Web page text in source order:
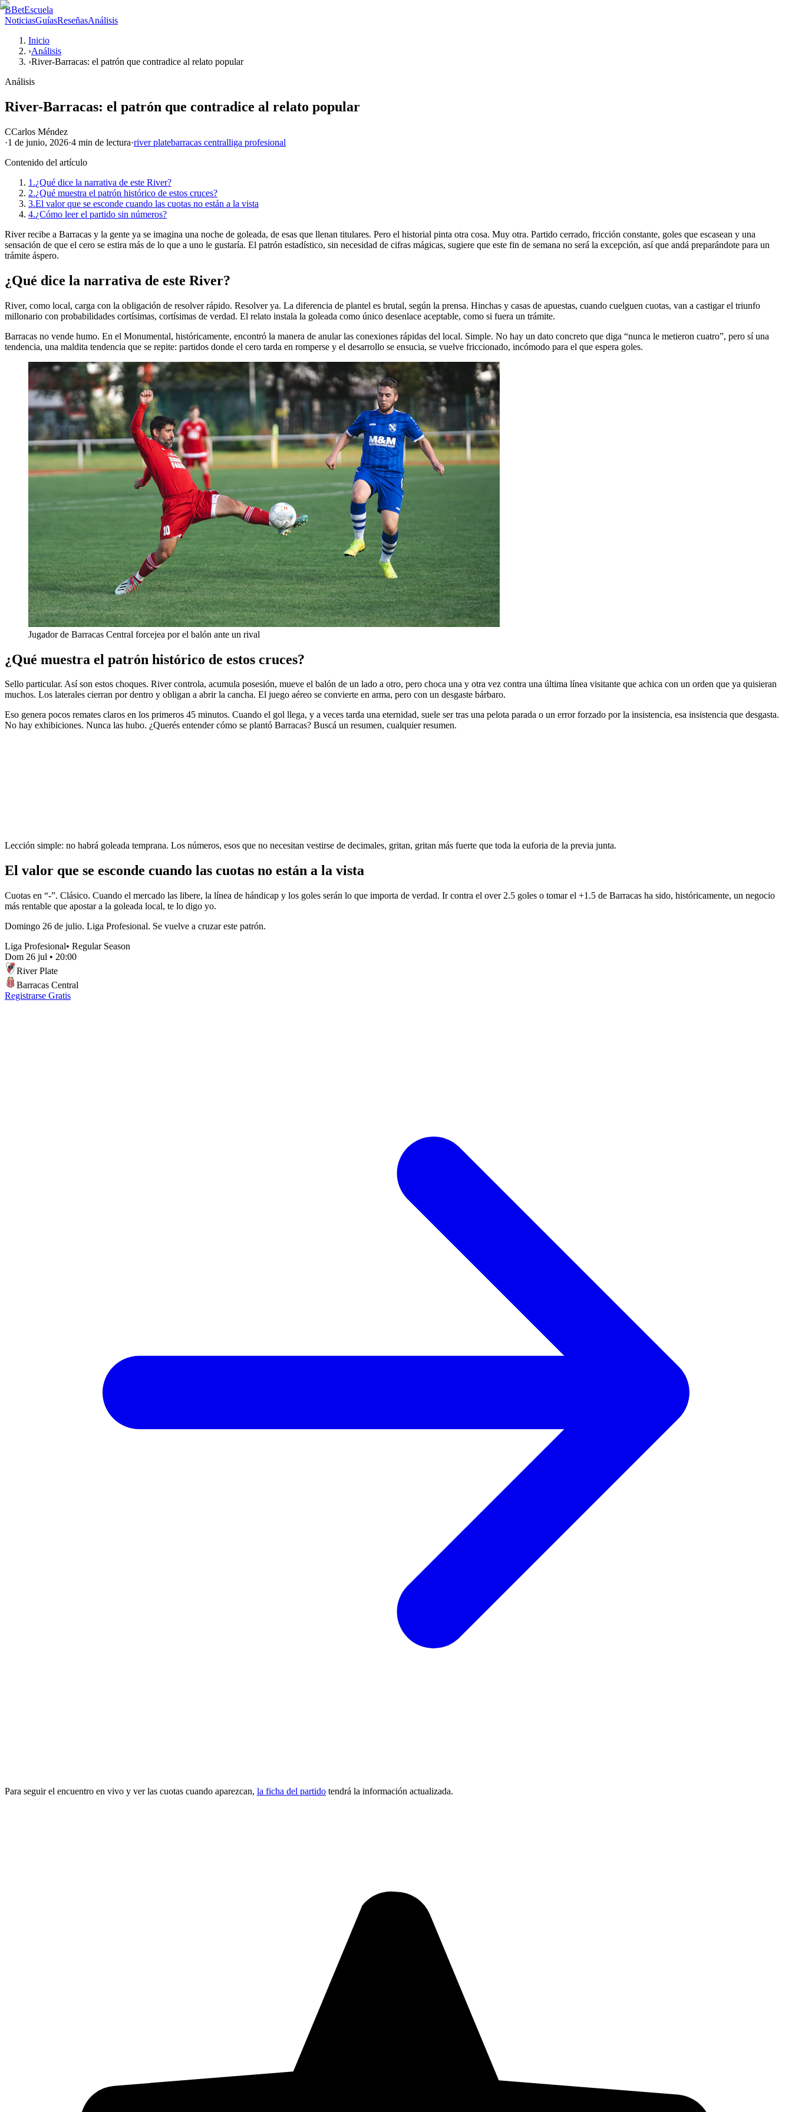
BBetEscuela
NoticiasGuíasReseñasAnálisis
Inicio
›Análisis
›River-Barracas: el patrón que contradice al relato popular
Análisis
River-Barracas: el patrón que contradice al relato popular
CCarlos Méndez
·1 de junio, 2026·4 min de lectura·river platebarracas centralliga profesional
Contenido del artículo
1.¿Qué dice la narrativa de este River?
2.¿Qué muestra el patrón histórico de estos cruces?
3.El valor que se esconde cuando las cuotas no están a la vista
4.¿Cómo leer el partido sin números?
River recibe a Barracas y la gente ya se imagina una noche de goleada, de esas que llenan titulares. Pero el historial pinta otra cosa. Muy otra. Partido cerrado, fricción constante, goles que escasean y una
sensación de que el cero se estira más de lo que a uno le gustaría. El patrón estadístico, sin necesidad de cifras mágicas, sugiere que este fin de semana no será la excepción, así que andá preparándote para un
trámite áspero.
¿Qué dice la narrativa de este River?
River, como local, carga con la obligación de resolver rápido. Resolver ya. La diferencia de plantel es brutal, según la prensa. Hinchas y casas de apuestas, cuando cuelguen cuotas, van a castigar el triunfo
millonario con probabilidades cortísimas, cortísimas de verdad. El relato instala la goleada como único desenlace aceptable, como si fuera un trámite.
Barracas no vende humo. En el Monumental, históricamente, encontró la manera de anular las conexiones rápidas del local. Simple. No hay un dato concreto que diga “nunca le metieron cuatro”, pero sí una
tendencia, una maldita tendencia que se repite: partidos donde el cero tarda en romperse y el desarrollo se ensucia, se vuelve friccionado, incómodo para el que espera goles.
Jugador de Barracas Central forcejea por el balón ante un rival
¿Qué muestra el patrón histórico de estos cruces?
Sello particular. Así son estos choques. River controla, acumula posesión, mueve el balón de un lado a otro, pero choca una y otra vez contra una última línea visitante que achica con un orden que ya quisieran
muchos. Los laterales cierran por dentro y obligan a abrir la cancha. El juego aéreo se convierte en arma, pero con un desgaste bárbaro.
Eso genera pocos remates claros en los primeros 45 minutos. Cuando el gol llega, y a veces tarda una eternidad, suele ser tras una pelota parada o un error forzado por la insistencia, esa insistencia que desgasta.
No hay exhibiciones. Nunca las hubo. ¿Querés entender cómo se plantó Barracas? Buscá un resumen, cualquier resumen.
Lección simple: no habrá goleada temprana. Los números, esos que no necesitan vestirse de decimales, gritan, gritan más fuerte que toda la euforia de la previa junta.
El valor que se esconde cuando las cuotas no están a la vista
Cuotas en “-”. Clásico. Cuando el mercado las libere, la línea de hándicap y los goles serán lo que importa de verdad. Ir contra el over 2.5 goles o tomar el +1.5 de Barracas ha sido, históricamente, un negocio
más rentable que apostar a la goleada local, te lo digo yo.
Domingo 26 de julio. Liga Profesional. Se vuelve a cruzar este patrón.
Liga Profesional• Regular Season
Dom 26 jul • 20:00
River Plate
Barracas Central
Registrarse Gratis
Para seguir el encuentro en vivo y ver las cuotas cuando aparezcan, la ficha del partido tendrá la información actualizada.